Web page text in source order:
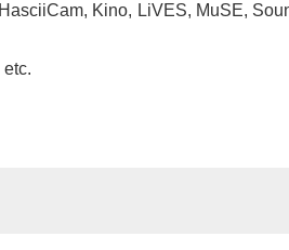
Kino, LiVES, MuSE,